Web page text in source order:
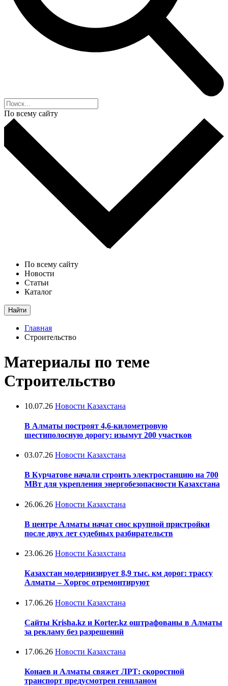
По всему сайту
По всему сайту
Новости
Статьи
Каталог
Найти
Главная
Строительство
Материалы по теме
Строительство
10.07.26 Новости Казахстана
В Алматы построят 4,6-километровую
шестиполосную дорогу: изымут 200 участков
03.07.26 Новости Казахстана
В Курчатове начали строить электростанцию на 700
МВт для укрепления энергобезопасности Казахстана
26.06.26 Новости Казахстана
В центре Алматы начат снос крупной пристройки
после двух лет судебных разбирательств
23.06.26 Новости Казахстана
Казахстан модернизирует 8,9 тыс. км дорог: трассу
Алматы – Хоргос отремонтируют
17.06.26 Новости Казахстана
Сайты Krisha.kz и Korter.kz оштрафованы в Алматы
за рекламу без разрешений
17.06.26 Новости Казахстана
Конаев и Алматы свяжет ЛРТ: скоростной
транспорт предусмотрен генпланом